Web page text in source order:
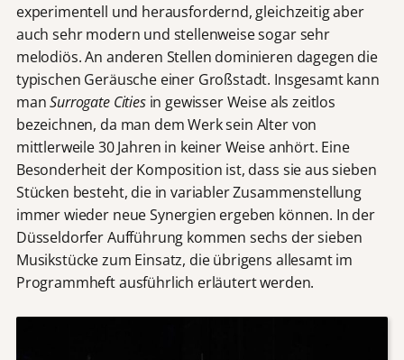
experimentell und herausfordernd, gleichzeitig aber
auch sehr modern und stellenweise sogar sehr
melodiös. An anderen Stellen dominieren dagegen die
typischen Geräusche einer Großstadt. Insgesamt kann
manSurrogate Citiesin gewisser Weise als zeitlos
bezeichnen, da man dem Werk sein Alter von
mittlerweile 30 Jahren in keiner Weise anhört. Eine
Besonderheit der Komposition ist, dass sie aus sieben
Stücken besteht, die in variabler Zusammenstellung
immer wieder neue Synergien ergeben können. In der
Düsseldorfer Aufführung kommen sechs der sieben
Musikstücke zum Einsatz, die übrigens allesamt im
Programmheft ausführlich erläutert werden.